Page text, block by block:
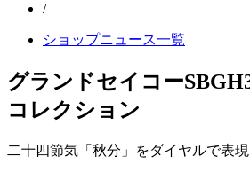
/
ショップニュース一覧
グランドセイコー
コレクション
二十四節気「秋分」をダイヤルで表